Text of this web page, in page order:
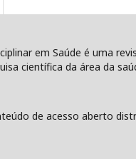
em Saúde é uma
científica da área da
de acesso aberto